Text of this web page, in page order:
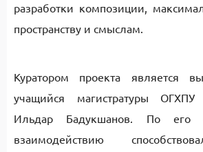
разработки композиции,
пространству и смыслам.
Куратором проекта является
учащийся магистратуры
Ильдар Бадукшанов. По его
взаимодействию